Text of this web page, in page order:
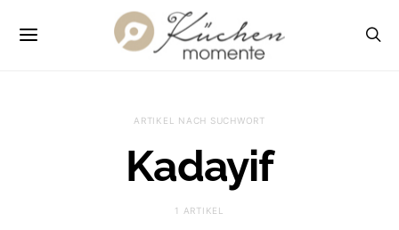
ARTIKEL NACH SUCHWORT
Kadayif
1 ARTIKEL